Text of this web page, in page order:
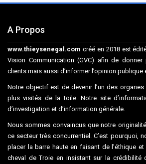
A Propos
www.thieysenegal.com créé en 2018 est
Vision Communication (GVC) afin de
clients mais aussi d’informer l’opinion publique
Notre objectif est de devenir l’un des
plus visités de la toile. Notre site
d’investigation et d’information générale.
Nous sommes convaincus que notre
ce secteur très concurrentiel. C’est pourquoi,
placer la barre haute en faisant de l’éthique
cheval de Troie en insistant sur la crédibilité